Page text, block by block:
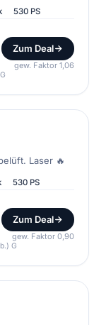
530 PS
Zum Deal
gew. Faktor 1,06
M850i xDrive Coupe 🔥 M Sport 20" Sitzbelüft. Laser 🔥
530 PS
Zum Deal
gew. Faktor 0,90
G